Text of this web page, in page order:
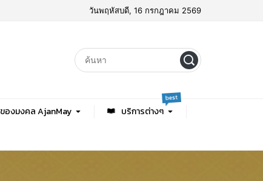
วันพฤหัสบดี, 16 กรกฎาคม 2569
ของมงคล AjanMay บริการต่างๆ
best